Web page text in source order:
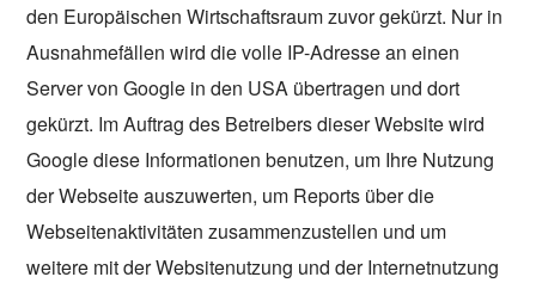
den Europäischen Wirtschaftsraum zuvor gekürzt. Nur in
Ausnahmefällen wird die volle IP-Adresse an einen
Server von Google in den USA übertragen und dort
gekürzt. Im Auftrag des Betreibers dieser Website wird
Google diese Informationen benutzen, um Ihre Nutzung
der Webseite auszuwerten, um Reports über die
Webseitenaktivitäten zusammenzustellen und um
weitere mit der Websitenutzung und der Internetnutzung